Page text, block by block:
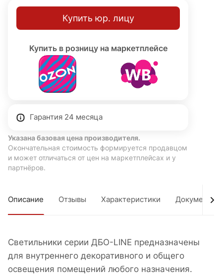
Купить юр. лицу
Купить в розницу на маркетплейсе
Гарантия 24 месяца
Указана базовая цена производителя.
Окончательная стоимость формируется продавцом
и может отличаться от цен на маркетплейсах и у
партнёров.
Описание Отзывы Характеристики Документы
Светильники серии ДБО-LINE предназначены
для внутреннего декоративного и общего
освещения помещений любого назначения.